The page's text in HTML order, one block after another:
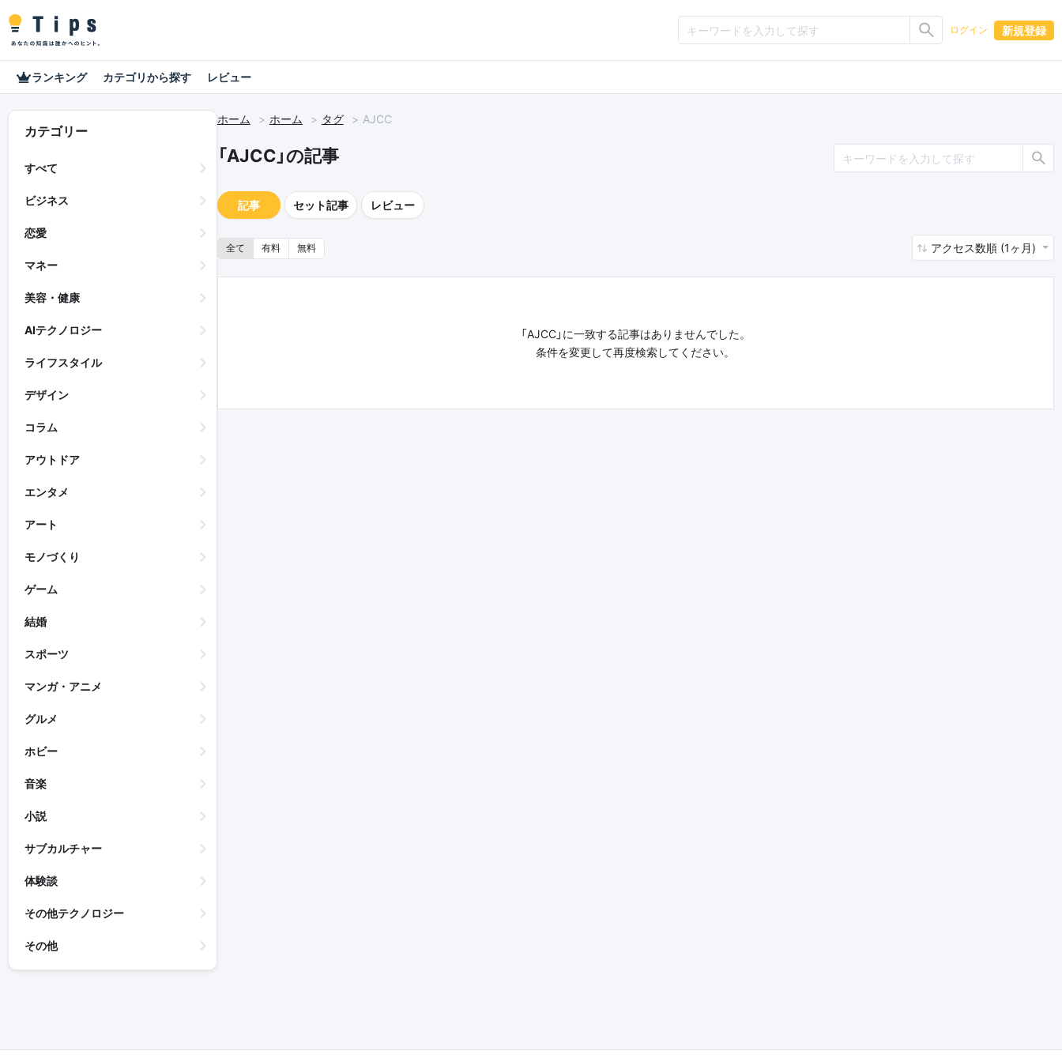
ログイン 新規登録
ランキング カテゴリから探す レビュー
カテゴリー
すべて
ビジネス
恋愛
マネー
美容・健康
AIテクノロジー
ライフスタイル
デザイン
コラム
アウトドア
エンタメ
アート
モノづくり
ゲーム
結婚
スポーツ
マンガ・アニメ
グルメ
ホビー
音楽
小説
サブカルチャー
体験談
その他テクノロジー
その他
ホーム ホーム タグ AJCC
「AJCC」の記事
記事 セット記事 レビュー
全て 有料 無料 アクセス数順 (1ヶ月)
「AJCC」に一致する記事はありませんでした。
条件を変更して再度検索してください。